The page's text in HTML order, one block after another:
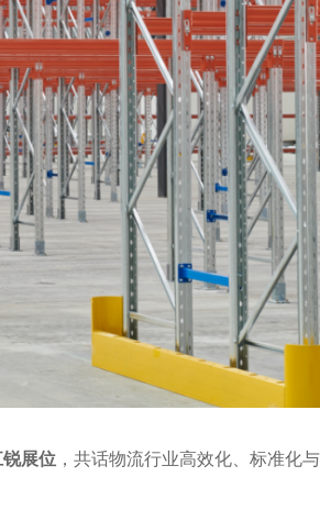
锐展位 ，共话物流行业高效化、标准化